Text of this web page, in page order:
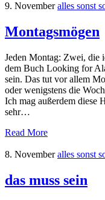
9. November alles sonst
Montagsmögen
Jeden Montag: Zwei, die
dem Buch Looking for
sein. Das tut vor allem
oder wenigstens die
Ich mag außerdem diese
sehr…
Read More
8. November alles sonst
das muss sein